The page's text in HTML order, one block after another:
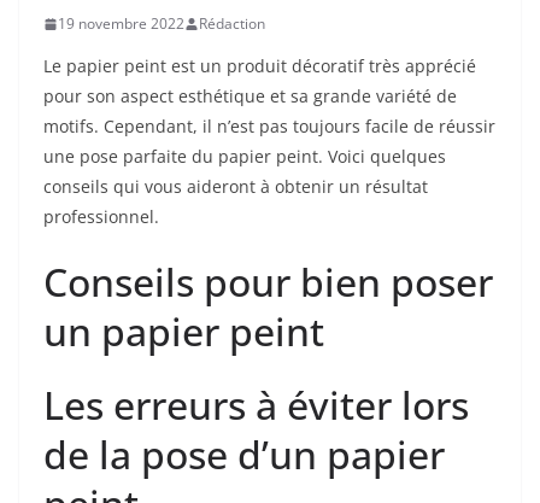
19 novembre 2022 Rédaction
Le papier peint est un produit décoratif très apprécié
pour son aspect esthétique et sa grande variété de
motifs. Cependant, il n’est pas toujours facile de réussir
une pose parfaite du papier peint. Voici quelques
conseils qui vous aideront à obtenir un résultat
professionnel.
Conseils pour bien poser
un papier peint
Les erreurs à éviter lors
de la pose d’un papier